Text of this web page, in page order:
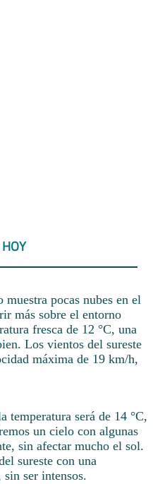
pocas nubes en el
más sobre el entorno
fresca de 12 °C, una
Los vientos del sureste
máxima de 19 km/h,
será de 14 °C,
un cielo con algunas
sin afectar mucho el sol.
sureste con una
ser intensos.